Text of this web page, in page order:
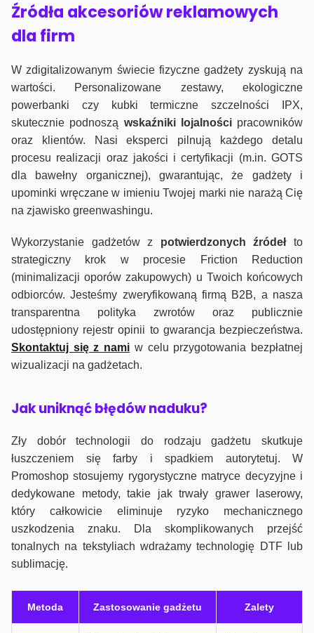
Źródła akcesoriów reklamowych
dla firm
W zdigitalizowanym świecie fizyczne gadżety zyskują na
wartości. Personalizowane zestawy, ekologiczne
powerbanki czy kubki termiczne szczelności IPX,
skutecznie podnoszą wskaźniki lojalnościpracowników
oraz klientów. Nasi eksperci pilnują każdego detalu
procesu realizacji oraz jakości i certyfikacji (m.in. GOTS
dla bawełny organicznej), gwarantując, że gadżety i
upominki wręczane w imieniu Twojej marki nie narażą Cię
na zjawisko greenwashingu.
Wykorzystanie gadżetów z potwierdzonych źródełto
strategiczny krok w procesie Friction Reduction
(minimalizacji oporów zakupowych) u Twoich końcowych
odbiorców. Jesteśmy zweryfikowaną firmą B2B, a nasza
transparentna polityka zwrotów oraz publicznie
udostępniony rejestr opinii to gwarancja bezpieczeństwa.
Skontaktuj się z nami w celu przygotowania bezpłatnej
wizualizacji na gadżetach.
Jak uniknąć błędów naduku?
Zły dobór technologii do rodzaju gadżetu skutkuje
łuszczeniem się farby i spadkiem autorytetuj. W
Promoshop stosujemy rygorystyczne matryce decyzyjne i
dedykowane metody, takie jak trwały grawer laserowy,
który całkowicie eliminuje ryzyko mechanicznego
uszkodzenia znaku. Dla skomplikowanych przejść
tonalnych na tekstyliach wdrażamy technologię DTF lub
sublimację.
Metoda Zastosowanie gadżetu Zalety